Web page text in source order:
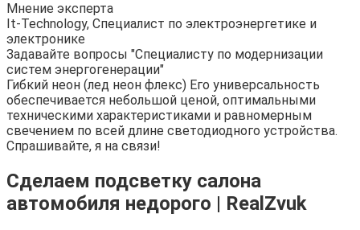
Мнение эксперта
It-Technology, Cпециалист по электроэнергетике и
электронике
Задавайте вопросы "Специалисту по модернизации
систем энергогенерации"
Гибкий неон (лед неон флекс) Его универсальность
обеспечивается небольшой ценой, оптимальными
техническими характеристиками и равномерным
свечением по всей длине светодиодного устройства.
Спрашивайте, я на связи!
Сделаем подсветку салона
автомобиля недорого | RealZvuk